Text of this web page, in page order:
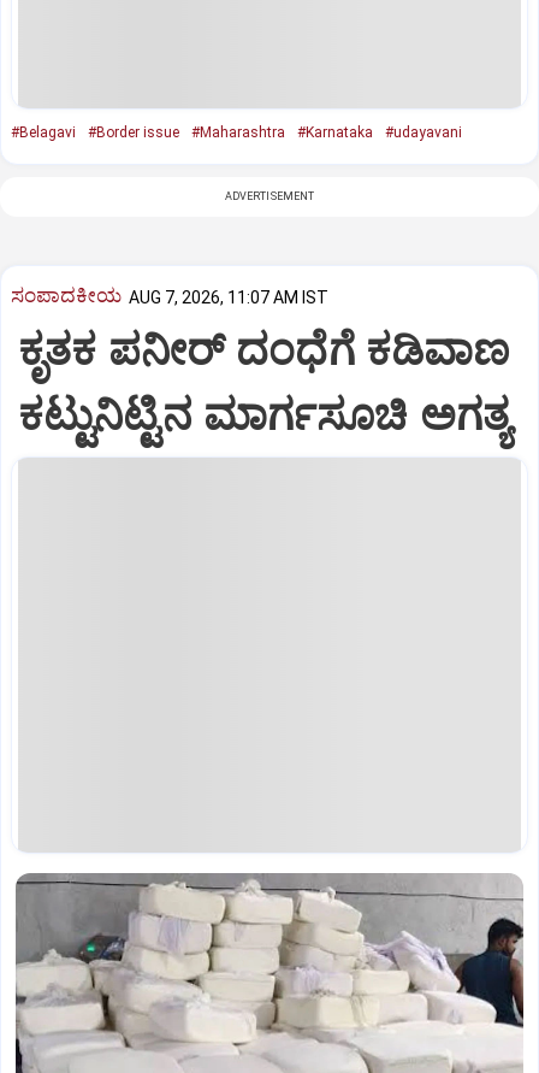
#Belagavi #Border issue #Maharashtra #Karnataka #udayavani
ADVERTISEMENT
ಸಂಪಾದಕೀಯ AUG 7, 2026, 11:07 AM IST
ಕೃತಕ ಪನೀರ್‌ ದಂಧೆಗೆ ಕಡಿವಾಣ
ಕಟ್ಟುನಿಟ್ಟಿನ ಮಾರ್ಗಸೂಚಿ ಅಗತ್ಯ